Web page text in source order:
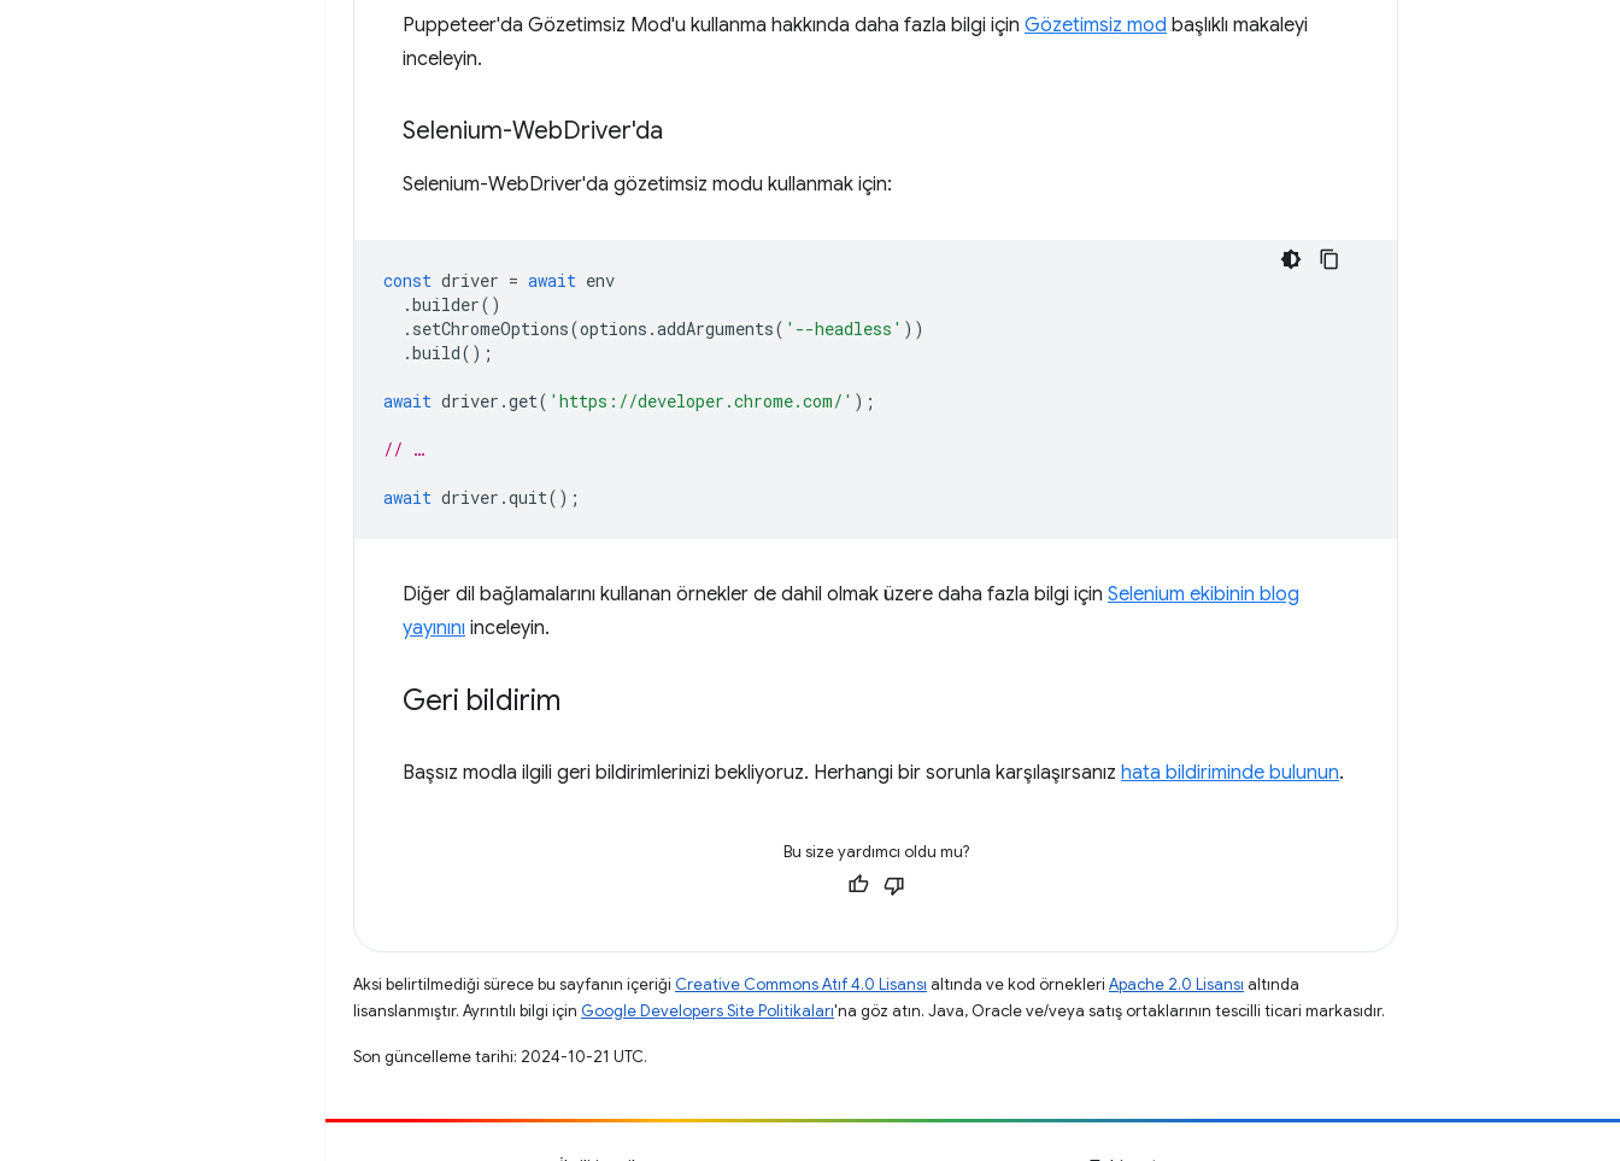
Puppeteer'da Gözetimsiz Mod'u kullanma hakkında daha fazla bilgi için Gözetimsiz mod başlıklı makaleyi
inceleyin.
Selenium-WebDriver'da
Selenium-WebDriver'da gözetimsiz modu kullanmak için:
const driver = await env
.builder()
. setChromeOptions(options .addArguments( '--headless' ))
.build();
await driver .get( 'https://developer.chrome.com/' );
// …
await driver .quit();
Diğer dil bağlamalarını kullanan örnekler de dahil olmak üzere daha fazla bilgi için Selenium ekibinin blog
yayınını inceleyin.
Geri bildirim
Başsız modla ilgili geri bildirimlerinizi bekliyoruz. Herhangi bir sorunla karşılaşırsanız hata bildiriminde bulunun.
Bu size yardımcı oldu mu?
Aksi belirtilmediği sürece bu sayfanın içeriği Creative Commons Atıf 4.0 Lisansı altında ve kod örnekleri Apache 2.0 Lisansı altında
lisanslanmıştır. Ayrıntılı bilgi için Google Developers Site Politikaları'na göz atın. Java, Oracle ve/veya satış ortaklarının tescilli ticari markasıdır.
Son güncelleme tarihi: 2024-10-21 UTC.